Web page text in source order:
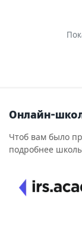
Онлайн-
Чтоб вам было
подробнее